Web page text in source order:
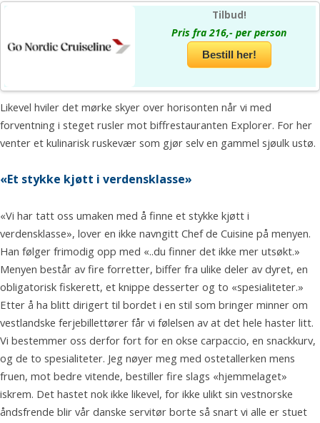
Tilbud!
Pris fra 216,- per person
Bestill her!
Likevel hviler det mørke skyer over horisonten når vi med
forventning i steget rusler mot biffrestauranten Explorer. For her
venter et kulinarisk ruskevær som gjør selv en gammel sjøulk ustø.
«Et stykke kjøtt i verdensklasse»
«Vi har tatt oss umaken med å finne et stykke kjøtt i
verdensklasse», lover en ikke navngitt Chef de Cuisine på menyen.
Han følger frimodig opp med «..du finner det ikke mer utsøkt.»
Menyen består av fire forretter, biffer fra ulike deler av dyret, en
obligatorisk fiskerett, et knippe desserter og to «spesialiteter.»
Etter å ha blitt dirigert til bordet i en stil som bringer minner om
vestlandske ferjebillettører får vi følelsen av at det hele haster litt.
Vi bestemmer oss derfor fort for en okse carpaccio, en snackkurv,
og de to spesialiteter. Jeg nøyer meg med ostetallerken mens
fruen, mot bedre vitende, bestiller fire slags «hjemmelaget»
iskrem. Det hastet nok ikke likevel, for ikke ulikt sin vestnorske
åndsfrende blir vår danske servitør borte så snart vi alle er stuet